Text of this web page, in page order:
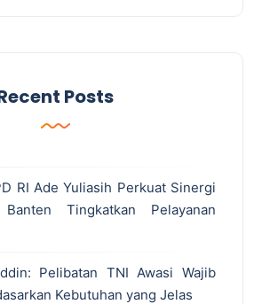
Posts
RI Ade Yuliasih Perkuat Sinergi
Tingkatkan Pelayanan
Pelibatan TNI Awasi Wajib
Kebutuhan yang Jelas